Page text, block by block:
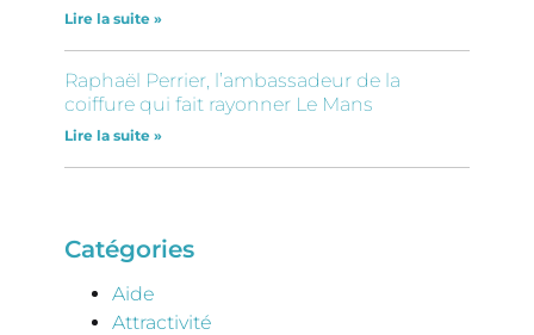
Lire la suite »
Raphaël Perrier, l’ambassadeur de la
coiffure qui fait rayonner Le Mans
Lire la suite »
Catégories
Aide
Attractivité